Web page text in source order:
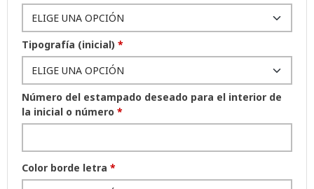
Tipografía (inicial) *
Número del estampado deseado para el interior de
la inicial o número *
Color borde letra *